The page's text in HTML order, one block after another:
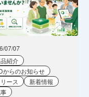
07/07
紹介
からのお知らせ
ース
新着情報